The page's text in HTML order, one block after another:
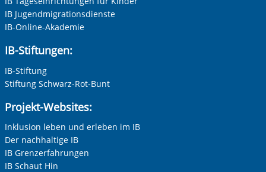
IB Jugendmigrationsdienste
IB-Online-Akademie
IB-Stiftungen:
IB-Stiftung
Stiftung Schwarz-Rot-Bunt
Projekt-Websites:
Inklusion leben und erleben im IB
Der nachhaltige IB
IB Grenzerfahrungen
IB Schaut Hin